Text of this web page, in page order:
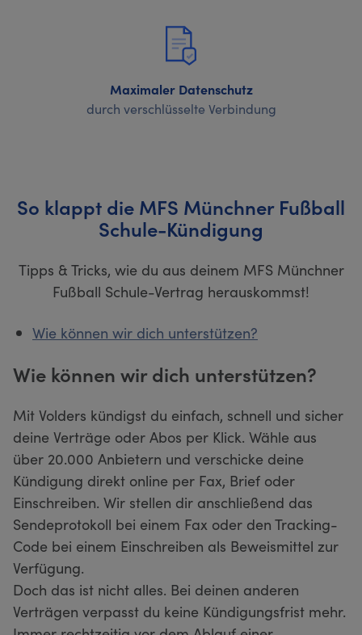
Maximaler Datenschutz
durch verschlüsselte Verbindung
So klappt die MFS Münchner Fußball
Schule-Kündigung
Tipps & Tricks, wie du aus deinem MFS Münchner
Fußball Schule-Vertrag herauskommst!
Wie können wir dich unterstützen?
Wie können wir dich unterstützen?
Mit Volders kündigst du einfach, schnell und sicher
deine Verträge oder Abos per Klick. Wähle aus
über 20.000 Anbietern und verschicke deine
Kündigung direkt online per Fax, Brief oder
Einschreiben. Wir stellen dir anschließend das
Sendeprotokoll bei einem Fax oder den Tracking-
Code bei einem Einschreiben als Beweismittel zur
Verfügung.
Doch das ist nicht alles. Bei deinen anderen
Verträgen verpasst du keine Kündigungsfrist mehr.